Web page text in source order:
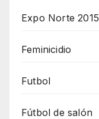
Expo Norte 2015
Feminicidio
Futbol
Fútbol de salón